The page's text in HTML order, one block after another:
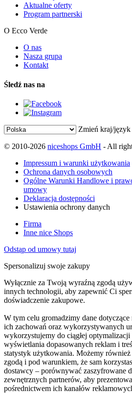
Aktualne oferty
Program partnerski
O Ecco Verde
O nas
Nasza grupa
Kontakt
Śledź nas na
Zmień kraj/język
© 2010-2026 niceshops GmbH - All
Impressum i warunki użytkowania
Ochrona danych osobowych
Ogólne Warunki Handlowe i
umowy
Deklaracja dostępności
Ustawienia ochrony danych
Firma
Inne nice Shops
Odstąp od umowy tutaj
Spersonalizuj swoje zakupy
Wyłącznie za Twoją wyraźną zgodą
innych technologii, aby zapewnić Ci
doświadczenie zakupowe.
W tym celu gromadzimy dane
ich zachowań oraz wykorzystywanych
wykorzystujemy do ciągłej
wyświetlania dopasowanych reklam i
statystyk użytkowania. Możemy również
zgodą i pod warunkiem, że sam
dostawcy – porównywać zaszyfrowane
zewnętrznych partnerów, aby
pośrednictwem ich kanałów